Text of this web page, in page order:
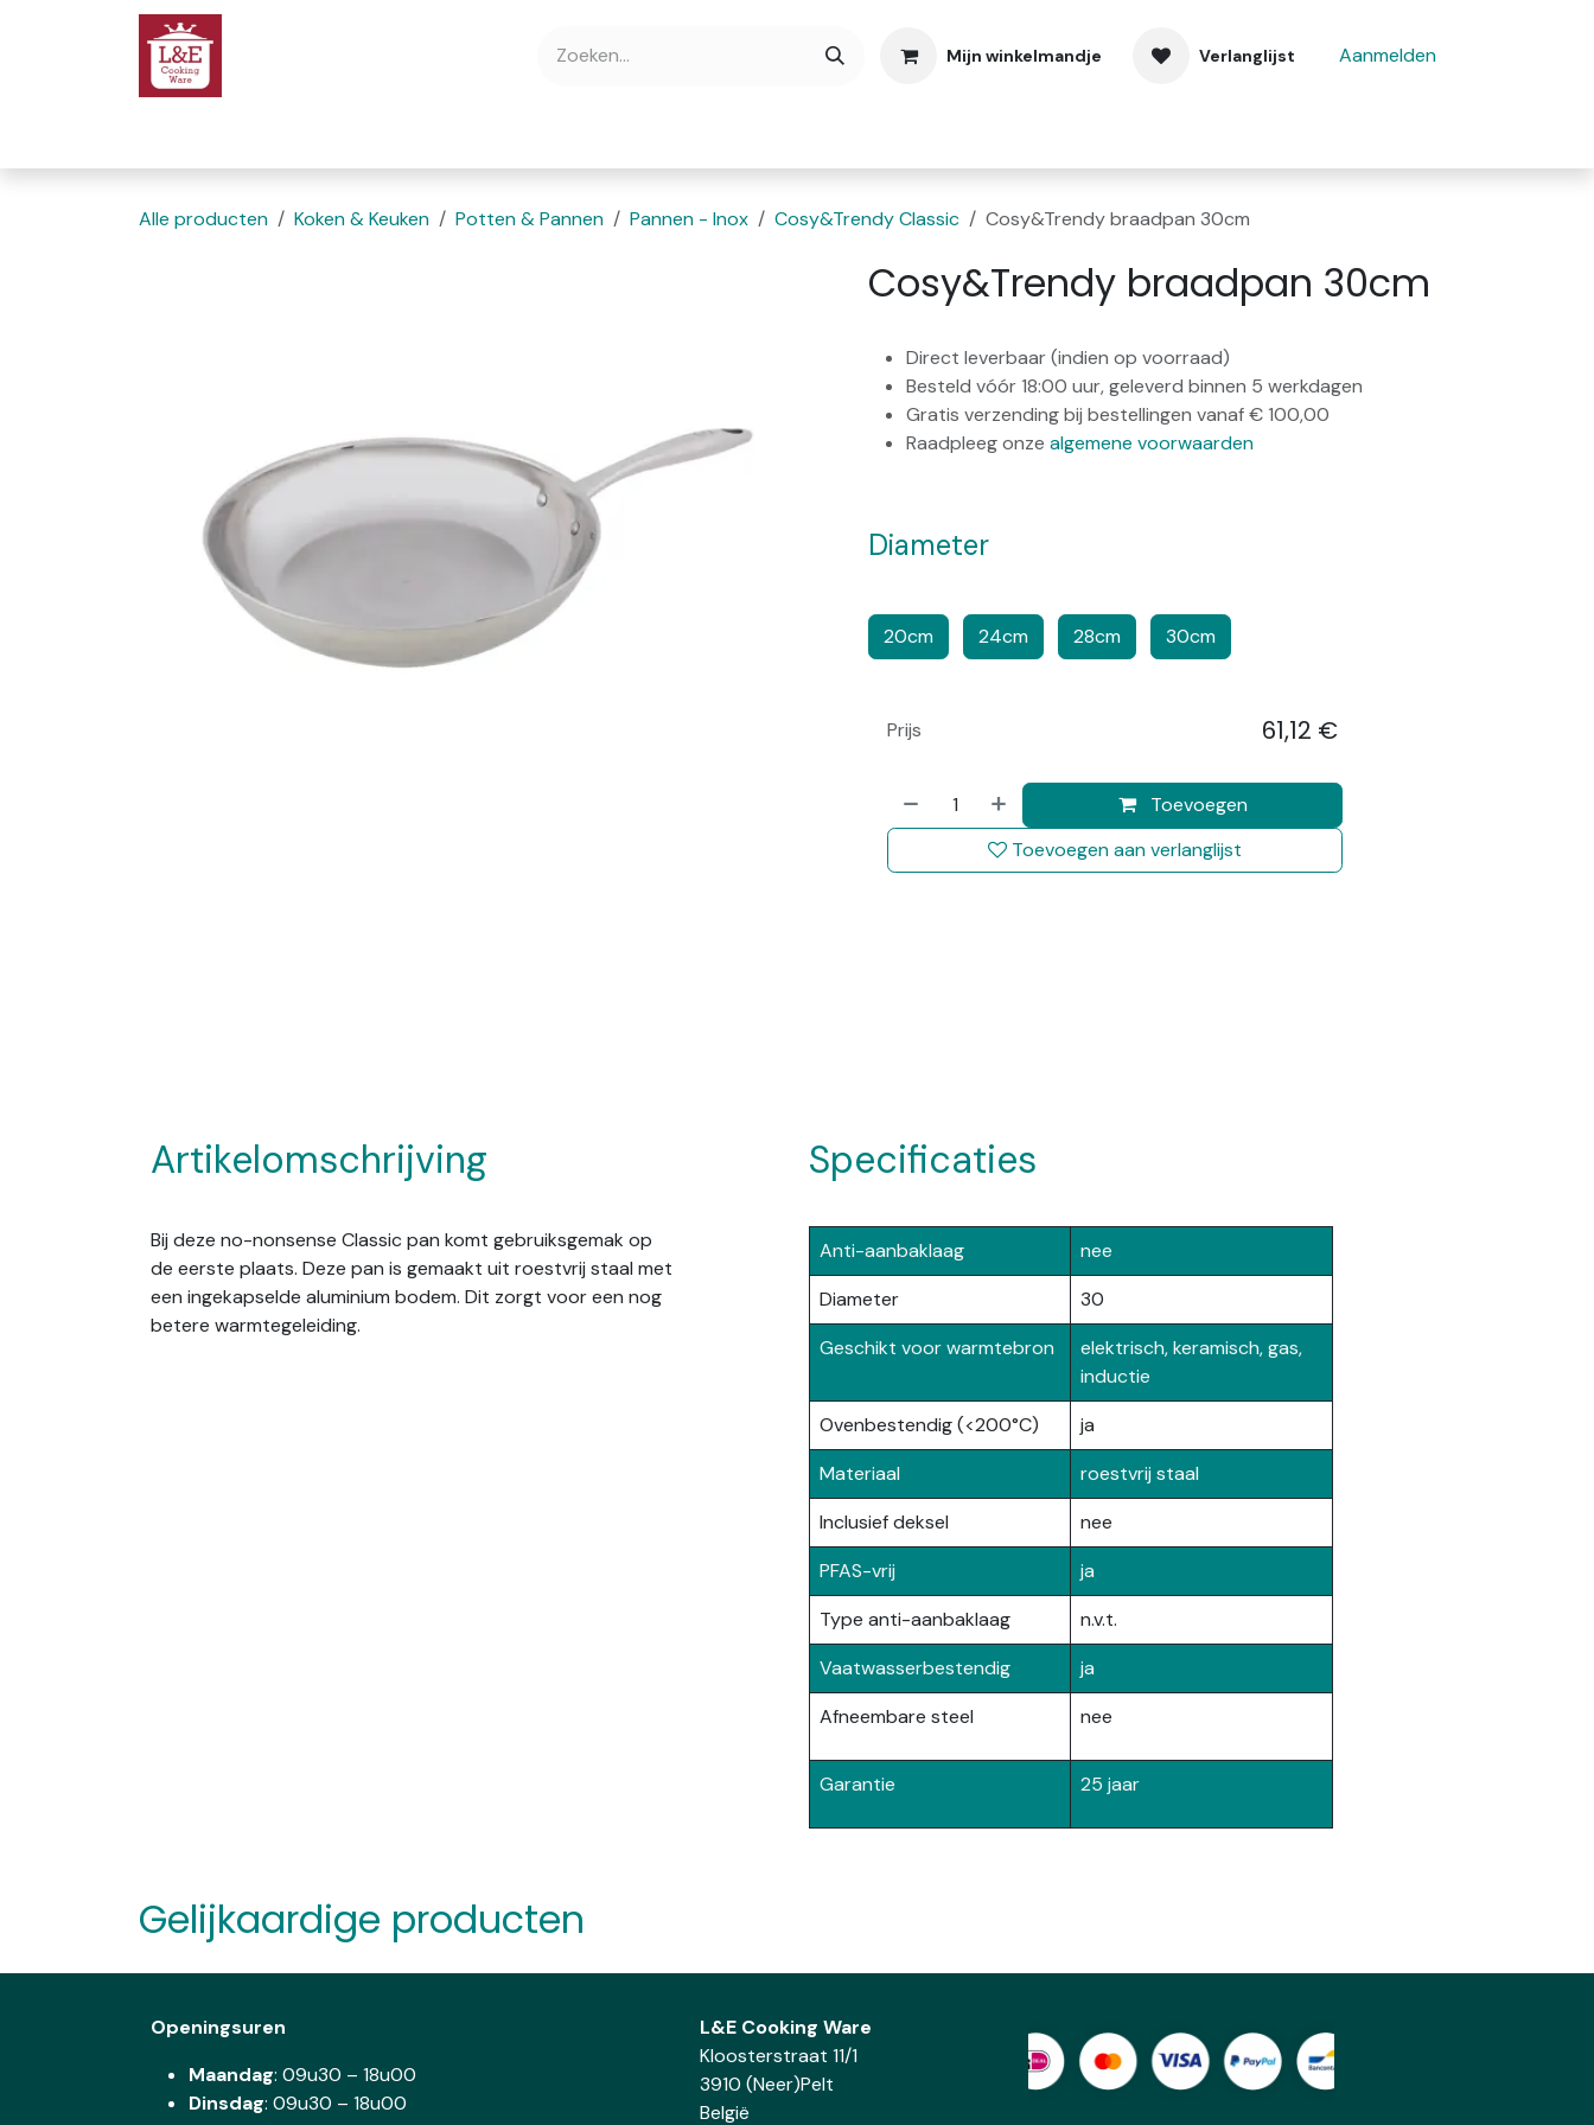
Overslaan naar inhoud
Mijn winkelmandje Verlanglijst Aanmelden
Alle producten Koken & Keuken Potten & Pannen Pannen - Inox Cosy&Trendy Classic Cosy&Trendy braadpan 30cm
Cosy&Trendy braadpan 30cm
Direct leverbaar (indien op voorraad)
Besteld vóór 18:00 uur, geleverd binnen 5 werkdagen
Gratis verzending bij bestellingen vanaf € 100,00
Raadpleeg onze algemene voorwaarden
Diameter
20cm 24cm 28cm 30cm
Toevoegen
Toevoegen aan verlanglijst
Prijs 61,12 €
Artikelomschrijving
Bij deze no-nonsense Classic pan komt gebruiksgemak op
de eerste plaats. Deze pan is gemaakt uit roestvrij staal met
een ingekapselde aluminium bodem. Dit zorgt voor een nog
betere warmtegeleiding.
Specificaties
Anti-aanbaklaag
nee
Diameter
30
Geschikt voor warmtebron
elektrisch, keramisch, gas,
inductie
Ovenbestendig (<200°C)
ja
Materiaal
roestvrij staal
Inclusief deksel
nee
PFAS-vrij
ja
Type anti-aanbaklaag
n.v.t.
Vaatwasserbestendig
ja
Afneembare steel
nee
Garantie 25 jaar
Gelijkaardige producten
Openingsuren
Maandag: 09u30 – 18u00
Dinsdag: 09u30 – 18u00
L&E Cooking Ware
Kloosterstraat 11/1
3910 (Neer)Pelt
België